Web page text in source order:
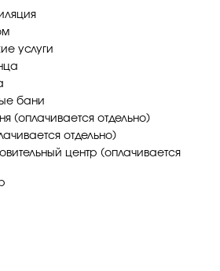
услуги
бани
(оплачивается отдельно)
отдельно)
центр (оплачивается